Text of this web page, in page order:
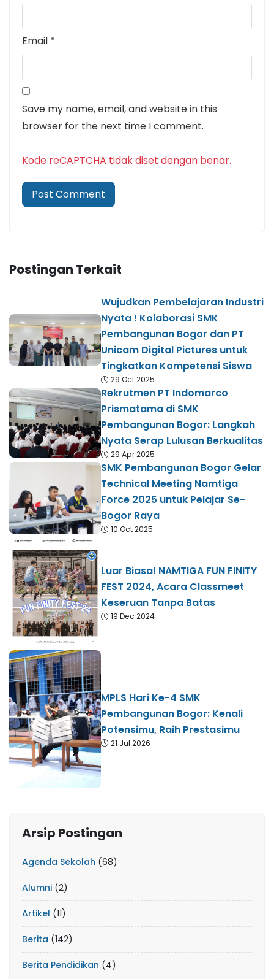
Email *
Save my name, email, and website in this
browser for the next time I comment.
Kode reCAPTCHA tidak diset dengan benar.
Postingan Terkait
Wujudkan Pembelajaran Industri
Nyata ! Kolaborasi SMK
Pembangunan Bogor dan PT
Unicam Digital Pictures untuk
Tingkatkan Kompetensi Siswa
29 Oct 2025
Rekrutmen PT Indomarco
Prismatama di SMK
Pembangunan Bogor: Langkah
Nyata Serap Lulusan Berkualitas
29 Apr 2025
SMK Pembangunan Bogor Gelar
Technical Meeting Namtiga
Force 2025 untuk Pelajar Se-
Bogor Raya
10 Oct 2025
Luar Biasa! NAMTIGA FUN FINITY
FEST 2024, Acara Classmeet
Keseruan Tanpa Batas
19 Dec 2024
MPLS Hari Ke-4 SMK
Pembangunan Bogor: Kenali
Potensimu, Raih Prestasimu
21 Jul 2026
Arsip Postingan
Agenda Sekolah (68)
Alumni (2)
Artikel (11)
Berita (142)
Berita Pendidikan (4)